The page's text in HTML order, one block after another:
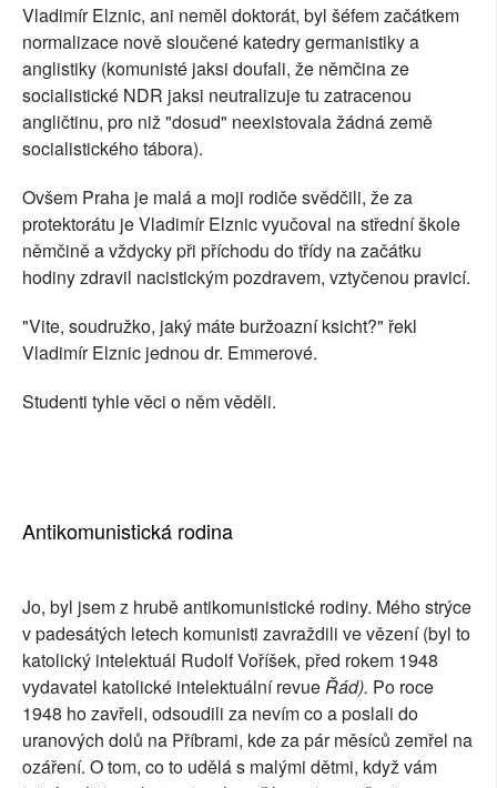
Vladimír Elznic, ani neměl doktorát, byl šéfem začátkem
normalizace nově sloučené katedry germanistiky a
anglistiky (komunisté jaksi doufali, že němčina ze
socialistické NDR jaksi neutralizuje tu zatracenou
angličtinu, pro niž "dosud" neexistovala žádná země
socialistického tábora).
Ovšem Praha je malá a moji rodiče svědčili, že za
protektorátu je Vladimír Elznic vyučoval na střední škole
němčině a vždycky při příchodu do třídy na začátku
hodiny zdravil nacistickým pozdravem, vztyčenou pravicí.
"Vite, soudružko, jaký máte buržoazní ksicht?" řekl
Vladimír Elznic jednou dr. Emmerové.
Studenti tyhle věci o něm věděli.
Antikomunistická rodina
Jo, byl jsem z hrubě antikomunistické rodiny. Mého strýce
v padesátých letech komunisti zavraždili ve vězení (byl to
katolický intelektuál Rudolf Voříšek, před rokem 1948
vydavatel katolické intelektuální revueŘád). Po roce
1948 ho zavřeli, odsoudili za nevím co a poslali do
uranových dolů na Příbrami, kde za pár měsíců zemřel na
ozáření. O tom, co to udělá s malými dětmi, když vám